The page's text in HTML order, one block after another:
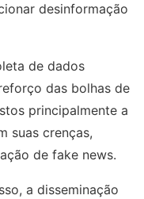
desinformação
de dados
das bolhas de
principalmente a
suas crenças,
de fake news.
a disseminação